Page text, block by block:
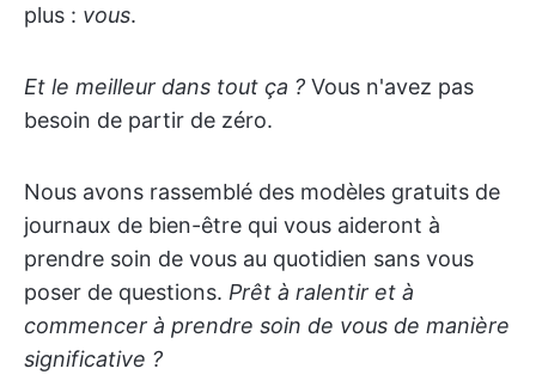
plus : vous.
Et le meilleur dans tout ça ? Vous n'avez pas
besoin de partir de zéro.
Nous avons rassemblé des modèles gratuits de
journaux de bien-être qui vous aideront à
prendre soin de vous au quotidien sans vous
poser de questions. Prêt à ralentir et à
commencer à prendre soin de vous de manière
significative ?